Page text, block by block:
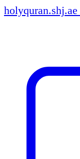
holyquran.shj.ae